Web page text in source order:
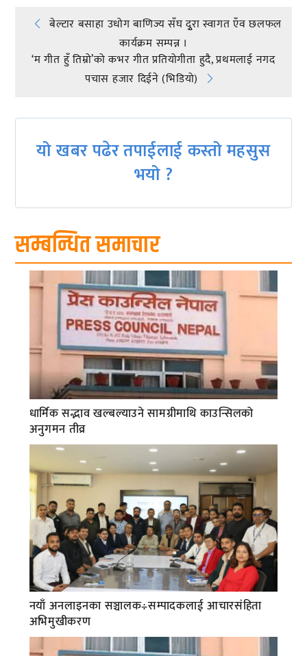
Post
navigation
बेल्टार बसाहा उधोग बाणिज्य सँघ दुृरा स्वागत एँव छलफल
कार्यक्रम सम्पन्न ।
‘म गीत हुँ तिम्रो’को कभर गीत प्रतियोगीता हुदै, प्रथमलाई नगद
पचास हजार दिईने (भिडियो)
यो खबर पढेर तपाईलाई कस्तो महसुस
भयो ?
सम्बन्धित समाचार
धार्मिक सद्भाव खल्बल्याउने सामग्रीमाथि काउन्सिलको
अनुगमन तीव्र
नयाँ अनलाइनका सञ्चालक÷सम्पादकलाई आचारसंहिता
अभिमुखीकरण